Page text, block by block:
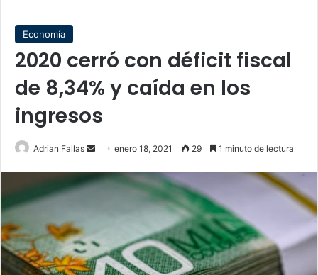
Economía
2020 cerró con déficit fiscal
de 8,34% y caída en los
ingresos
Adrian Fallas
Send
email
enero 18, 2021 29 1 minuto de lectura